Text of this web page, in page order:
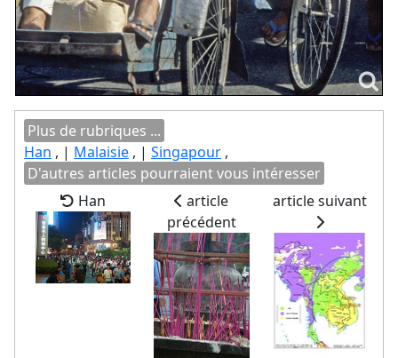
Plus de rubriques ...
Han , | Malaisie , | Singapour ,
D'autres articles pourraient vous intéresser
Han
article
précédent
article suivant